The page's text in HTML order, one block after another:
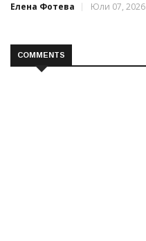
Елена Фотева Юли 07, 2026
COMMENTS